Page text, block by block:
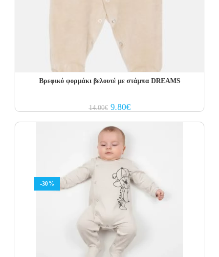
Βρεφικό φορμάκι βελουτέ με στάμπα DREAMS
14.00€ Original
price
14.00€.
9.80€Current
price
-30%